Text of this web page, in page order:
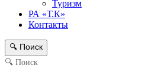
Туризм
РА «Т.К»
Контакты
🔍 Поиск
🔍 Поиск